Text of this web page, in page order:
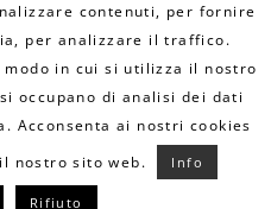
CON UN FUMETTO. All
- MAIL:
- TEL: 339.7079217 -
COOKIE POLICY
contenuti, per fornire
per analizzare il traffico.
in cui si utilizza il nostro
occupano di analisi dei dati
Acconsenta ai nostri cookies
nostro sito web.
Info
Rifiuto